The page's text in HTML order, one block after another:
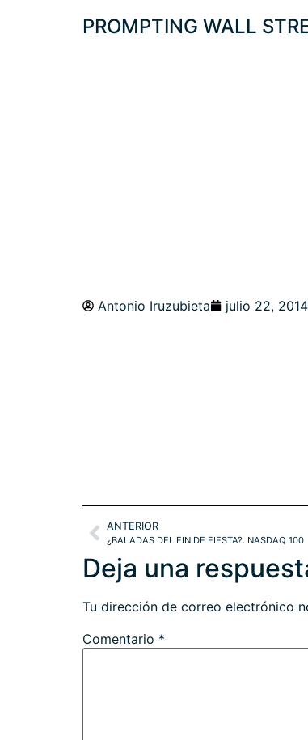
PROMPTING WALL
Antonio Iruzubieta julio 22, 2014
ANTERIOR
¿BALADAS DEL FIN DE FIESTA?. NASDAQ 100
Deja una
Tu dirección de correo electrónico
Comentario *